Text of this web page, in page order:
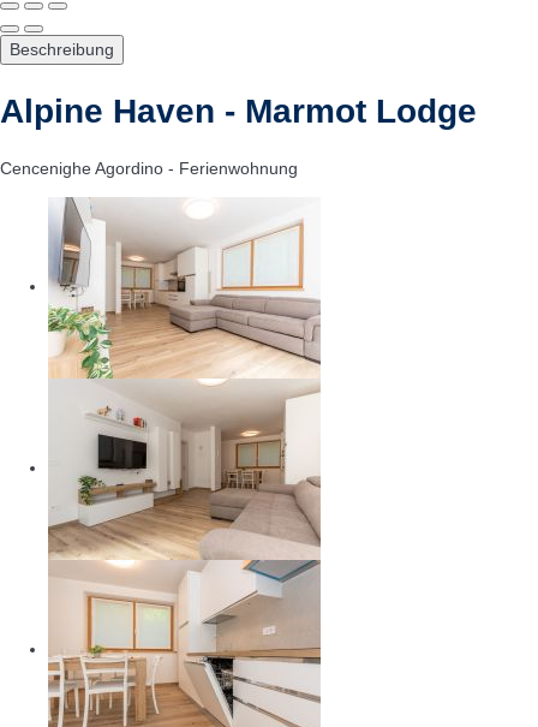
Beschreibung
Alpine Haven - Marmot Lodge
Cencenighe Agordino - Ferienwohnung